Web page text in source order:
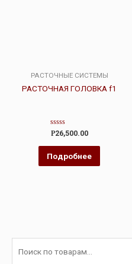
РАСТОЧНЫЕ СИСТЕМЫ
РАСТОЧНАЯ ГОЛОВКА f1
Оценка
из
Р26,500.00
Подробнее